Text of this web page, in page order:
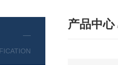
产品中心